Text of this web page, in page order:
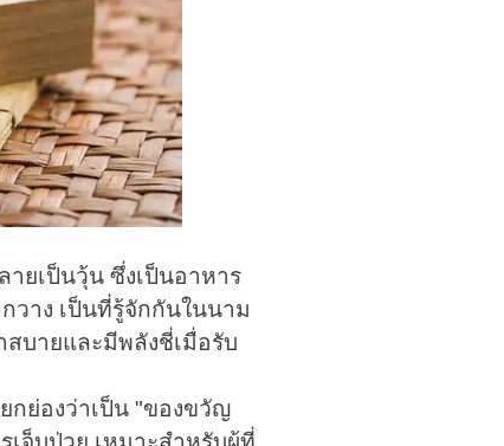
ยเป็นวุ้น ซึ่งเป็นอาหาร
วาง เป็นที่รู้จักกันในนาม
สบายและมีพลังชี่เมื่อรับ
กย่องว่าเป็น "ของขวัญ